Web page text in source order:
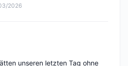
2026
unseren letzten Tag ohne